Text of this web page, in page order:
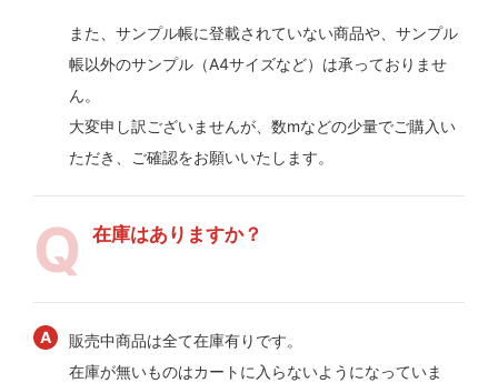
また、サンプル帳に登載されていない商品や、サンプル
帳以外のサンプル（A4サイズなど）は承っておりませ
ん。
大変申し訳ございませんが、数mなどの少量でご購入い
ただき、ご確認をお願いいたします。
在庫はありますか？
販売中商品は全て在庫有りです。
在庫が無いものはカートに入らないようになっていま